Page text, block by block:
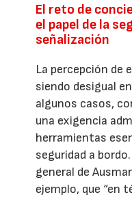
El reto de
el papel de la
señalización
La percepción de
siendo desigual
algunos casos,
una exigencia
herramientas
seguridad a
general de
ejemplo, que “en